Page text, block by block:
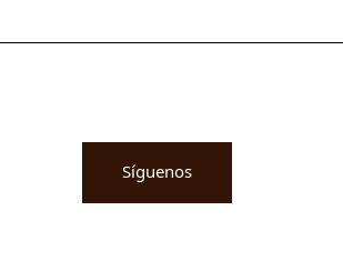
Síguenos